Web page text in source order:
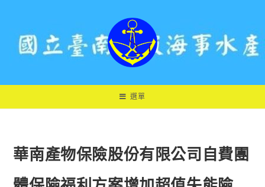
選單
華南產物保險股份有限公司自費團